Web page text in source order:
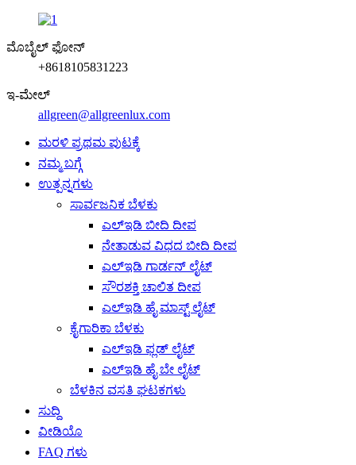
ಮೊಬೈಲ್ ಫೋನ್
+8618105831223
ಇ-ಮೇಲ್
allgreen@allgreenlux.com
ಮರಳಿ ಪ್ರಥಮ ಪುಟಕ್ಕೆ
ನಮ್ಮ ಬಗ್ಗೆ
ಉತ್ಪನ್ನಗಳು
ಸಾರ್ವಜನಿಕ ಬೆಳಕು
ಎಲ್ಇಡಿ ಬೀದಿ ದೀಪ
ನೇತಾಡುವ ವಿಧದ ಬೀದಿ ದೀಪ
ಎಲ್ಇಡಿ ಗಾರ್ಡನ್ ಲೈಟ್
ಸೌರಶಕ್ತಿ ಚಾಲಿತ ದೀಪ
ಎಲ್ಇಡಿ ಹೈ ಮಾಸ್ಟ್ ಲೈಟ್
ಕೈಗಾರಿಕಾ ಬೆಳಕು
ಎಲ್ಇಡಿ ಫ್ಲಡ್ ಲೈಟ್
ಎಲ್ಇಡಿ ಹೈ ಬೇ ಲೈಟ್
ಬೆಳಕಿನ ವಸತಿ ಘಟಕಗಳು
ಸುದ್ದಿ
ವೀಡಿಯೊ
FAQ ಗಳು